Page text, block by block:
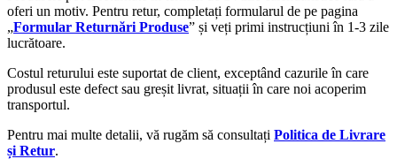
oferi un motiv. Pentru retur, completați formularul de pe pagina
„Formular Returnări Produse” și veți primi instrucțiuni în 1-3 zile
lucrătoare.
Costul returului este suportat de client, exceptând cazurile în care
produsul este defect sau greșit livrat, situații în care noi acoperim
transportul.
Pentru mai multe detalii, vă rugăm să consultați Politica de Livrare
și Retur.